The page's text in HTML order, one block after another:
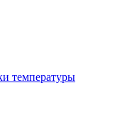
температуры